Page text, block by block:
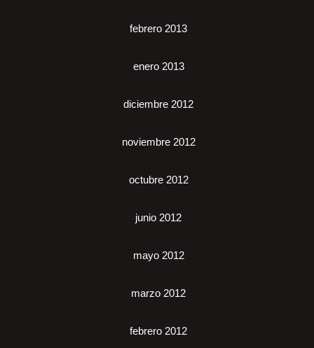
febrero 2013
enero 2013
diciembre 2012
noviembre 2012
octubre 2012
junio 2012
mayo 2012
marzo 2012
febrero 2012